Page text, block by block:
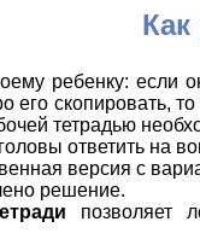
Как
ребенку: если
его
тетрадью
ответить на
версия с
решение.
позволяет